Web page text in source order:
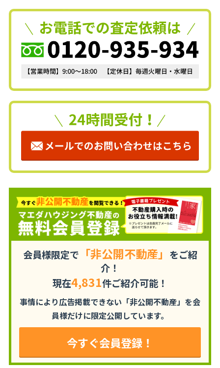
会員様限定で 「非公開不動産」 をご紹
介！
現在4,831件ご紹介可能！
事情により広告掲載できない「非公開不動産」を会
員様だけに限定公開しています。
今すぐ会員登録！